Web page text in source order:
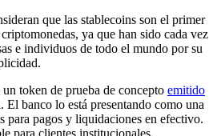
que las stablecoins son el primer
ya que han sido cada vez
e individuos de todo el mundo por su
un token de prueba de concepto emitido
banco lo está presentando como una
para pagos y liquidaciones en efectivo.
para clientes institucionales.